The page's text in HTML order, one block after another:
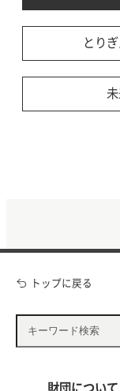
トップに戻る
とり
公益